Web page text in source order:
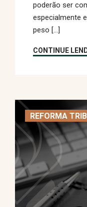
poderão ser
especialmente
peso […]
CONTINUE
REFORMA